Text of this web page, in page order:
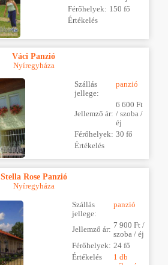
Férőhelyek: 150 fő
Értékelés
Váci Panzió
Nyíregyháza
Szállás
jellege:
panzió
Jellemző ár:
6 600 Ft
/ szoba /
éj
Férőhelyek: 30 fő
Értékelés
Stella Rose Panzió
Nyíregyháza
Szállás
jellege:
panzió
Jellemző ár: 7 900 Ft /
szoba / éj
Férőhelyek: 24 fő
Értékelés
1 db